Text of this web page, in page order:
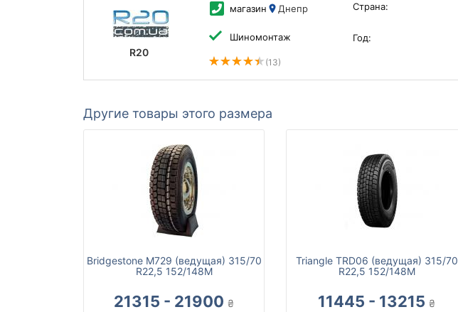
R20
магазин Днепр
Шиномонтаж
(13)
Страна:
Год:
Другие товары этого размера
Bridgestone M729 (ведущая) 315/70
R22,5 152/148M
21315 - 21900 ₴
Triangle TRD06 (ведущая) 315/70
R22,5 152/148M
11445 - 13215 ₴